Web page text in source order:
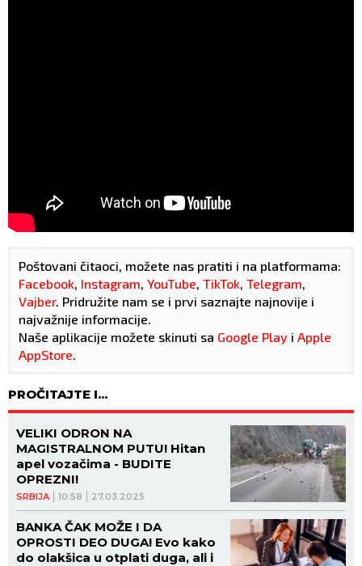
Poštovani čitaoci, možete nas pratiti i na platformama:
Facebook Instagram YouTube TikTok Telegram
Vajber. Pridružite nam se i prvi saznajte najnovije i
najvažnije informacije.
Naše aplikacije možete skinuti sa Google Play i Apple
AppStore
PROČITAJTE I...
SRBIJA 10:58 27.03.2025
VELIKI ODRON NA
MAGISTRALNOM PUTU! Hitan
apel vozačima - BUDITE
OPREZNI!
BANKA ČAK MOŽE I DA
OPROSTI DEO DUGA! Evo kako
do olakšica u otplati duga, ali i